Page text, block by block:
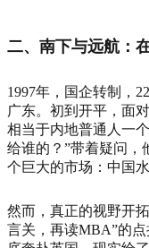
二、南下与远航：
1997年，国企转制，
广东。初到开平，面
相当于内地普通人一
给谁的？”带着疑问，
个巨大的市场：中国
然而，真正的视野开
言关，再读MBA”的